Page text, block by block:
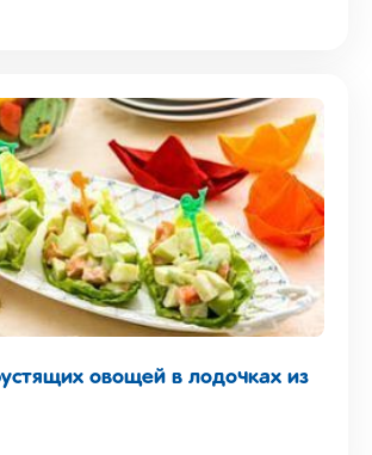
овощей в лодочках из